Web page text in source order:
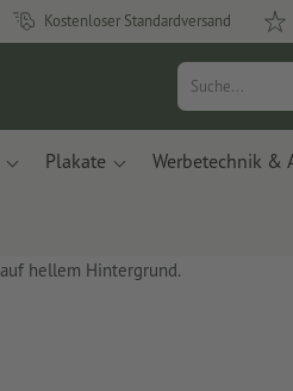
Kostenloser Standardversand
Plakate Werbetechnik &